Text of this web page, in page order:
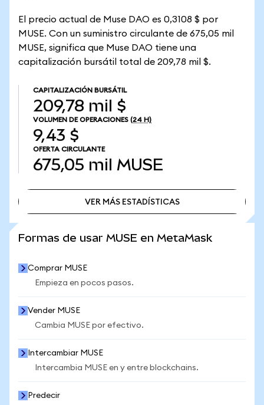
El precio actual de Muse DAO es 0,3108 $ por
MUSE. Con un suministro circulante de 675,05 mil
MUSE, significa que Muse DAO tiene una
capitalización bursátil total de 209,78 mil $.
CAPITALIZACIÓN BURSÁTIL
209,78 mil $
VOLUMEN DE OPERACIONES (24 H)
9,43 $
OFERTA CIRCULANTE
675,05 mil MUSE
VER MÁS ESTADÍSTICAS
Formas de usar MUSE en MetaMask
Comprar MUSE
Empieza en pocos pasos.
Vender MUSE
Cambia MUSE por efectivo.
Intercambiar MUSE
Intercambia MUSE en y entre blockchains.
Predecir